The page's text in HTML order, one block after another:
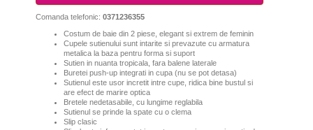
Comanda telefonic: 0371236355
Costum de baie din 2 piese, elegant si extrem de feminin
Cupele sutienului sunt intarite si prevazute cu armatura
metalica la baza pentru forma si suport
Sutien in nuanta tropicala, fara balene laterale
Buretei push-up integrati in cupa (nu se pot detasa)
Sutienul este usor incretit intre cupe, ridica bine bustul si
are efect de marire optica
Bretele nedetasabile, cu lungime reglabila
Sutienul se prinde la spate cu o clema
Slip clasic